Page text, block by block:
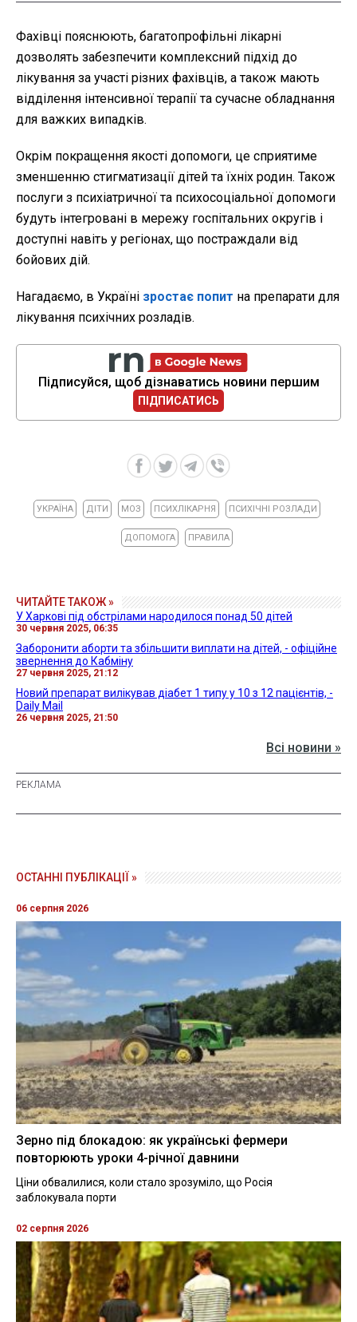
Фахівці пояснюють, багатопрофільні лікарні
дозволять забезпечити комплексний підхід до
лікування за участі різних фахівців, а також мають
відділення інтенсивної терапії та сучасне обладнання
для важких випадків.
Окрім покращення якості допомоги, це сприятиме
зменшенню стигматизації дітей та їхніх родин. Також
послуги з психіатричної та психосоціальної допомоги
будуть інтегровані в мережу госпітальних округів і
доступні навіть у регіонах, що постраждали від
бойових дій.
Нагадаємо, в Україні зростає попит на препарати для
лікування психічних розладів.
Підписуйся, щоб дізнаватись новини першим
ПІДПИСАТИСЬ
УКРАЇНА ДІТИ МОЗ ПСИХЛІКАРНЯ ПСИХІЧНІ РОЗЛАДИ
ДОПОМОГА ПРАВИЛА
ЧИТАЙТЕ ТАКОЖ »
У Харкові під обстрілами народилося понад 50 дітей
30 червня 2025, 06:35
Заборонити аборти та збільшити виплати на дітей, - офіційне
звернення до Кабміну
27 червня 2025, 21:12
Новий препарат вилікував діабет 1 типу у 10 з 12 пацієнтів, -
Daily Mail
26 червня 2025, 21:50
Всі новини »
ОСТАННІ ПУБЛІКАЦІЇ »
06 серпня 2026
Зерно під блокадою: як українські фермери
повторюють уроки 4-річної давнини
Ціни обвалилися, коли стало зрозуміло, що Росія
заблокувала порти
02 серпня 2026